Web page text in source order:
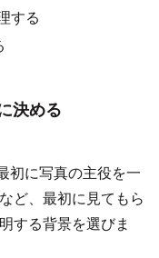
する
決める
初に写真の主役を一
ど、最初に見てもら
する背景を選びま